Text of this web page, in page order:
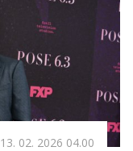
13. 02. 2026 04.00